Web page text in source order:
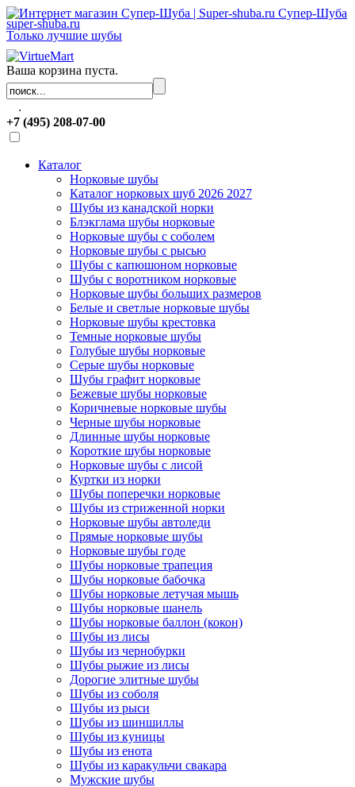
Супер-Шуба
super-shuba.ru
Только лучшие шубы
Ваша корзина пуста.
.
+7 (495) 208-07-00
Каталог
Норковые шубы
Каталог норковых шуб 2026 2027
Шубы из канадской норки
Блэкглама шубы норковые
Норковые шубы с соболем
Норковые шубы с рысью
Шубы с капюшоном норковые
Шубы с воротником норковые
Норковые шубы больших размеров
Белые и светлые норковые шубы
Норковые шубы крестовка
Темные норковые шубы
Голубые шубы норковые
Серые шубы норковые
Шубы графит норковые
Бежевые шубы норковые
Коричневые норковые шубы
Черные шубы норковые
Длинные шубы норковые
Короткие шубы норковые
Норковые шубы с лисой
Куртки из норки
Шубы поперечки норковые
Шубы из стриженной норки
Норковые шубы автоледи
Прямые норковые шубы
Норковые шубы годе
Шубы норковые трапеция
Шубы норковые бабочка
Шубы норковые летучая мышь
Шубы норковые шанель
Шубы норковые баллон (кокон)
Шубы из лисы
Шубы из чернобурки
Шубы рыжие из лисы
Дорогие элитные шубы
Шубы из соболя
Шубы из рыси
Шубы из шиншиллы
Шубы из куницы
Шубы из енота
Шубы из каракульчи свакара
Мужские шубы